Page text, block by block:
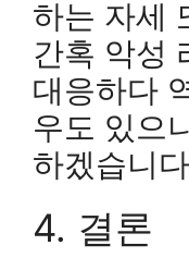
하는 자세
간혹 악성
대응하다
우도 있으
하겠습니
4. 결론